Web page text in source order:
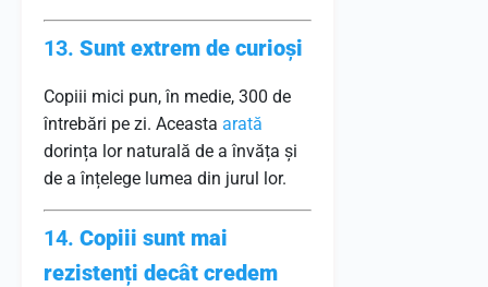
13. Sunt extrem de curioși
Copiii mici pun, în medie, 300 de
întrebări pe zi. Aceasta arată
dorința lor naturală de a învăța și
de a înțelege lumea din jurul lor.
14. Copiii sunt mai
rezistenți decât credem